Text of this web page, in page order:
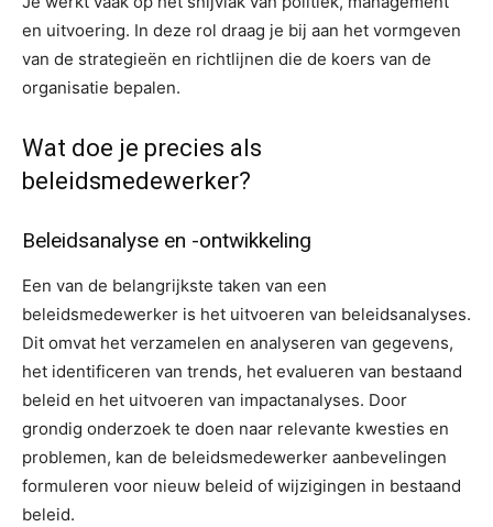
en uitvoering. In deze rol draag je bij aan het vormgeven
van de strategieën en richtlijnen die de koers van de
organisatie bepalen.
Wat doe je precies als
beleidsmedewerker?
Beleidsanalyse en -ontwikkeling
Een van de belangrijkste taken van een
beleidsmedewerker is het uitvoeren van beleidsanalyses.
Dit omvat het verzamelen en analyseren van gegevens,
het identificeren van trends, het evalueren van bestaand
beleid en het uitvoeren van impactanalyses. Door
grondig onderzoek te doen naar relevante kwesties en
problemen, kan de beleidsmedewerker aanbevelingen
formuleren voor nieuw beleid of wijzigingen in bestaand
beleid.